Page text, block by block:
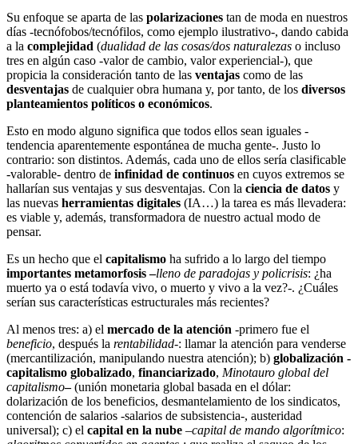
Su enfoque se aparta de las polarizaciones tan de moda en nuestros
días -tecnófobos/tecnófilos, como ejemplo ilustrativo-, dando cabida
a la complejidad (dualidad de las cosas/dos naturalezas o incluso
tres en algún caso -valor de cambio, valor experiencial-), que
propicia la consideración tanto de las ventajas como de las
desventajas de cualquier obra humana y, por tanto, de los diversos
planteamientos políticos o económicos.
Esto en modo alguno significa que todos ellos sean iguales -
tendencia aparentemente espontánea de mucha gente-. Justo lo
contrario: son distintos. Además, cada uno de ellos sería clasificable
-valorable- dentro de infinidad de continuos en cuyos extremos se
hallarían sus ventajas y sus desventajas. Con la ciencia de datos y
las nuevas herramientas digitales (IA…) la tarea es más llevadera:
es viable y, además, transformadora de nuestro actual modo de
pensar.
Es un hecho que el capitalismo ha sufrido a lo largo del tiempo
importantes metamorfosis –lleno de paradojas y policrisis: ¿ha
muerto ya o está todavía vivo, o muerto y vivo a la vez?-. ¿Cuáles
serían sus características estructurales más recientes?
Al menos tres: a) el mercado de la atención -primero fue el
beneficio, después la rentabilidad-: llamar la atención para venderse
(mercantilización, manipulando nuestra atención); b) globalización -
capitalismo globalizado, financiarizado, Minotauro global del
capitalismo–(unión monetaria global basada en el dólar:
dolarización de los beneficios, desmantelamiento de los sindicatos,
contención de salarios -salarios de subsistencia-, austeridad
universal); c) el capital en la nube –capital de mando algorítmico: